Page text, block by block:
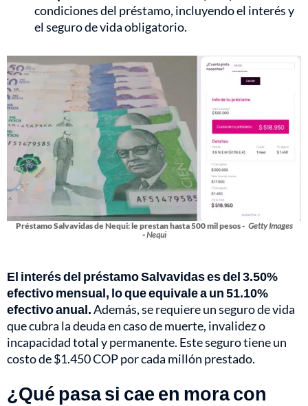
condiciones del préstamo, incluyendo el interés y
el seguro de vida obligatorio.
Préstamo Salvavidas de Nequi: le prestan hasta 500 mil pesos - Getty Images
- Nequi
El interés del préstamo Salvavidas es del 3.50%
efectivo mensual, lo que equivale a un 51.10%
efectivo anual.Además, se requiere un seguro de vida
que cubra la deuda en caso de muerte, invalidez o
incapacidad total y permanente. Este seguro tiene un
costo de $1.450 COP por cada millón prestado.
¿Qué pasa si cae en mora con